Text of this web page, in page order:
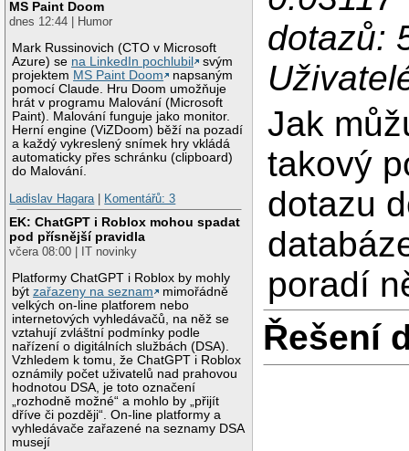
MS Paint Doom
dnes 12:44 | Humor
Mark Russinovich (CTO v Microsoft
Azure) se na LinkedIn pochlubil
svým
projektem MS Paint Doom
napsaným
pomocí Claude. Hru Doom umožňuje
hrát v programu Malování (Microsoft
Paint). Malování funguje jako monitor.
Herní engine (ViZDoom) běží na pozadí
a každý vykreslený snímek hry vkládá
automaticky přes schránku (clipboard)
do Malování.
Ladislav Hagara
Komentářů: 3
EK: ChatGPT i Roblox mohou spadat
pod přísnější pravidla
včera 08:00 | IT novinky
Platformy ChatGPT i Roblox by mohly
býtzařazeny na seznam
mimořádně
velkých on-line platforem nebo
internetových vyhledávačů, na něž se
vztahují zvláštní podmínky podle
nařízení o digitálních službách (DSA).
Vzhledem k tomu, že ChatGPT i Roblox
oznámily počet uživatelů nad prahovou
hodnotou DSA, je toto označení
„rozhodně možné“ a mohlo by „přijít
dříve či později“. On-line platformy a
vyhledávače zařazené na seznamy DSA
musejí
dotazů:
Jak
takový
dotazu
poradí
Řešení